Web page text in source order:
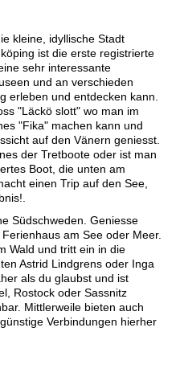
kleine, idyllische Stadt
ist die erste registrierte
sehr interessante
und an verschieden
erleben und entdecken kann.
"Läckö slott" wo man im
"Fika" machen kann und
auf den Vänern geniesst.
der Tretboote oder ist man
Boot, die unten am
einen Trip auf den See,
Südschweden. Geniesse
am See oder Meer.
Wald und tritt ein in die
Astrid Lindgrens oder Inga
als du glaubst und ist
Rostock oder Sassnitz
Mittlerweile bieten auch
Verbindungen hierher